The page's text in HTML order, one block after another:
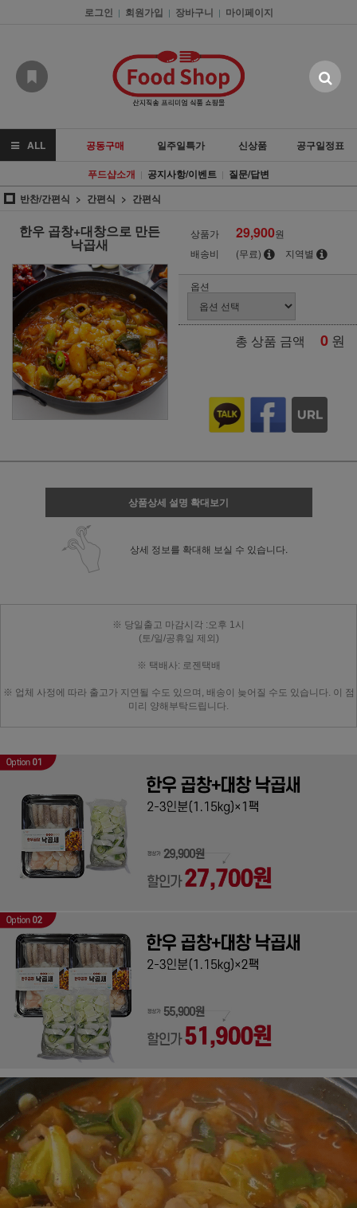
로그인 | 회원가입 | 장바구니 | 마이페이지
ALL 공동구매 일주일특가 신상품
공구일정표
푸드샵소개 | 공지사항/이벤트 | 질문/답변
반찬/간편식
간편식 간편식
한우 곱창+대창으로 만든
낙곱새
상품가 29,900원
배송비
(무료) 지역별
옵션
총 상품 금액 0 원
상품상세 설명 확대보기
상세 정보를 확대해 보실 수 있습니다.
※ 당일출고 마감시각 :오후 1시
(토/일/공휴일 제외)
※ 택배사: 로젠택배
※ 업체 사정에 따라 출고가 지연될 수도 있으며, 배송이 늦어질 수도 있습니다. 이 점
미리 양해부탁드립니다.